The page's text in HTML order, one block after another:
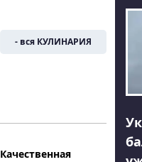
- вся КУЛИНАРИЯ
Качественная